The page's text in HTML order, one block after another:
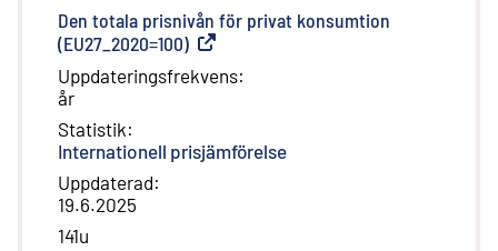
Den totala prisnivån för privat konsumtion
(EU27_2020=100) Extern länk
Uppdateringsfrekvens:
år
Statistik:
Internationell prisjämförelse
Uppdaterad:
19.6.2025
141u